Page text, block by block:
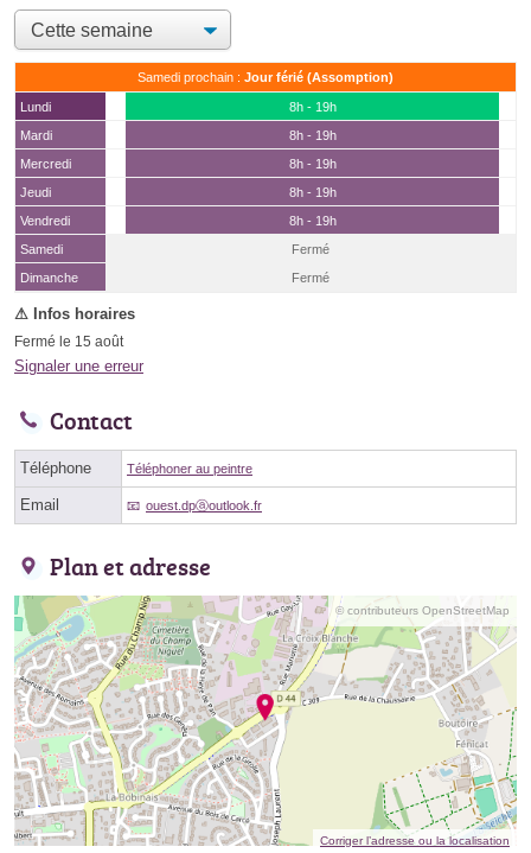
Samedi prochain : Jour férié (Assomption)
Lundi
8h - 19h
Mardi
8h - 19h
Mercredi
8h - 19h
Jeudi
8h - 19h
Vendredi
8h - 19h
Samedi
(15 août)
Fermé
Dimanche
Fermé
Fermé le 15 août
Signaler une erreur
Contact
Téléphone Téléphoner au peintre
Email ouest.dpⓐoutlook.fr
Plan et adresse
© contributeurs OpenStreetMap
Corriger l’adresse ou la localisation